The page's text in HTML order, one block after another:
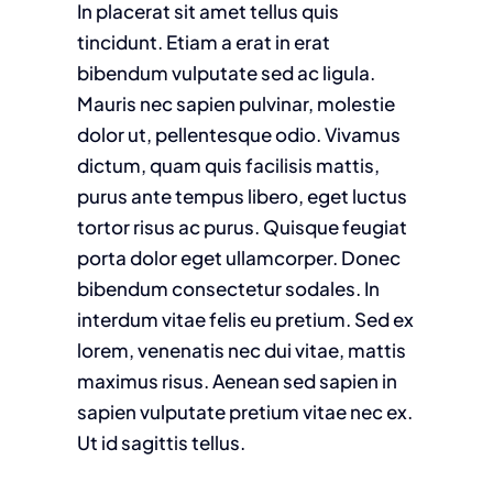
In placerat sit amet tellus quis
tincidunt. Etiam a erat in erat
bibendum vulputate sed ac ligula.
Mauris nec sapien pulvinar, molestie
dolor ut, pellentesque odio. Vivamus
dictum, quam quis facilisis mattis,
purus ante tempus libero, eget luctus
tortor risus ac purus. Quisque feugiat
porta dolor eget ullamcorper. Donec
bibendum consectetur sodales. In
interdum vitae felis eu pretium. Sed ex
lorem, venenatis nec dui vitae, mattis
maximus risus. Aenean sed sapien in
sapien vulputate pretium vitae nec ex.
Ut id sagittis tellus.